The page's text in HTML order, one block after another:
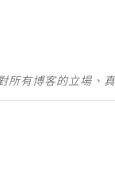
有博客的立場、